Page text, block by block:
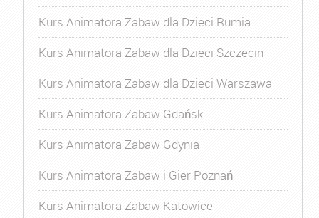
Kurs Animatora Zabaw dla Dzieci Rumia
Kurs Animatora Zabaw dla Dzieci Szczecin
Kurs Animatora Zabaw dla Dzieci Warszawa
Kurs Animatora Zabaw Gdańsk
Kurs Animatora Zabaw Gdynia
Kurs Animatora Zabaw i Gier Poznań
Kurs Animatora Zabaw Katowice